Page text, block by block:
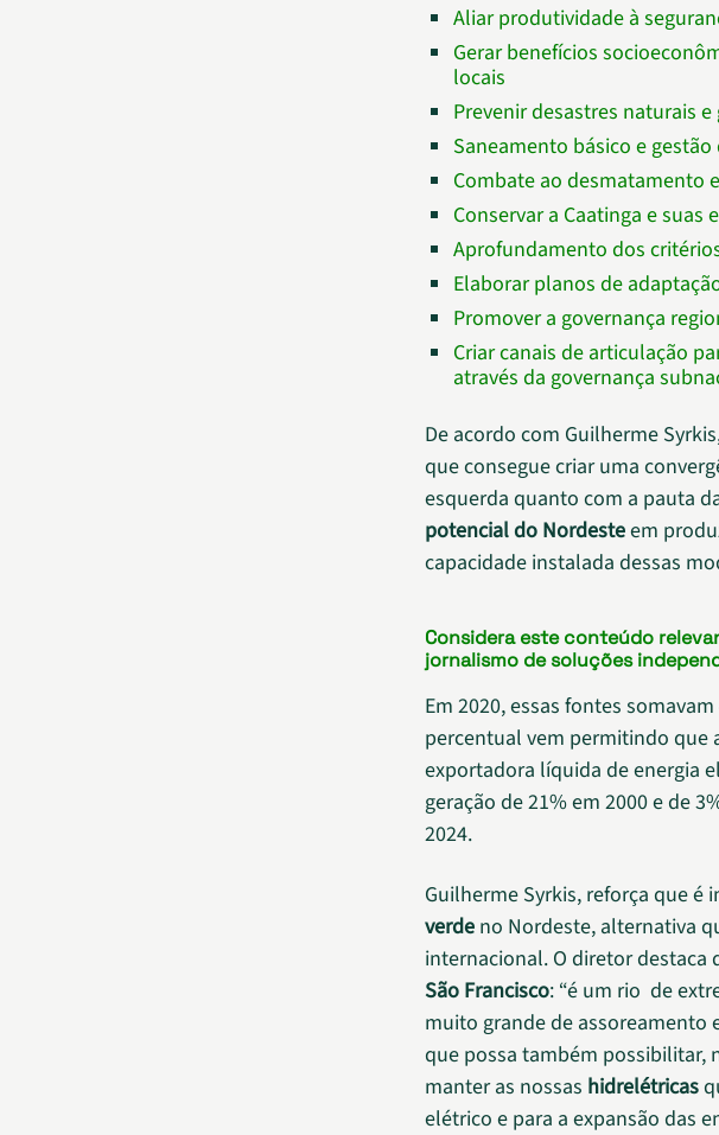
Aliar produtividade à
Gerar benefícios
locais
Prevenir desastres naturais
Saneamento básico e
Combate ao desmatamento
Conservar a Caatinga e suas
Aprofundamento dos
Elaborar planos de
Promover a governança
Criar canais de articulação
através da governança
De acordo com Guilherme
que consegue criar uma
esquerda quanto com a pauta
potencial do Nordesteem
capacidade instalada dessas
Considera este conteúdo
jornalismo de soluções
Em 2020, essas fontes
percentual vem permitindo que
exportadora líquida de energia
geração de 21% em 2000 e de
2024.
Guilherme Syrkis, reforça que
verde no Nordeste, alternativa
internacional. O diretor
São Francisco: “é um rio de
muito grande de assoreamento
que possa também possibilitar,
manter as nossas hidrelétricas
elétrico e para a expansão das